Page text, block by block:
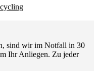
sind wir im Notfall in 30
Ihr Anliegen. Zu jeder